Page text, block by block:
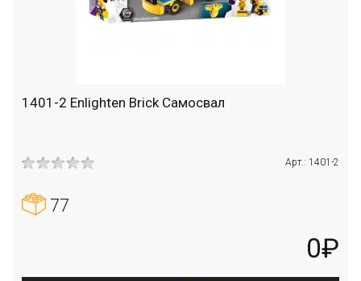
1401-2 Enlighten Brick Самосвал
Арт.: 1401-2
77
0₽